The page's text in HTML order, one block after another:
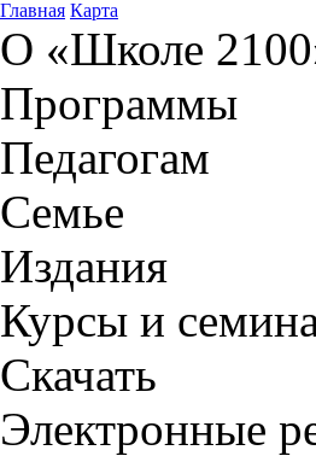
Главная Карта
О «Школе
Программы
Педагогам
Семье
Издания
Курсы и
Скачать
Электронные